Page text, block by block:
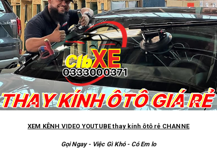
XEM KÊNH VIDEO YOUTUBE thay kính ôtô rẻ CHANNE
Gọi Ngay - Việc Gì Khó - Có Em lo